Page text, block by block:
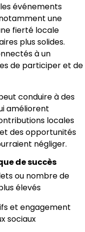
événements
une
fierté locale
plus solides.
à un
de participer et de
conduire à des
améliorent
locales
des opportunités
négliger.
de succès
ou nombre de
élevés
et engagement
sociaux